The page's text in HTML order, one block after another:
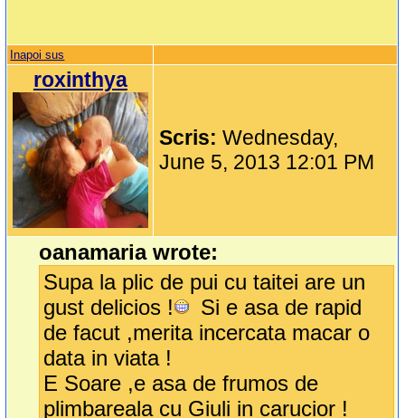
Inapoi sus
roxinthya
Scris:Wednesday,
June 5, 2013 12:01 PM
oanamaria wrote:
Supa la plic de pui cu taitei are un
gust delicios !
Si e asa de rapid
de facut ,merita incercata macar o
data in viata !
E Soare ,e asa de frumos de
plimbareala cu Giuli in carucior !